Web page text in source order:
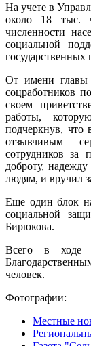
На учете в
около 18 тыс.
численности
социальной
государственных
От имени главы
соцработников
своем
работы,
подчеркнув, что
отзывчивым
сотрудников за
доброту,
людям, и вручил
Еще один блок
социальной
Бирюкова.
Всего в ходе
человек.
Фотографии:
Местные